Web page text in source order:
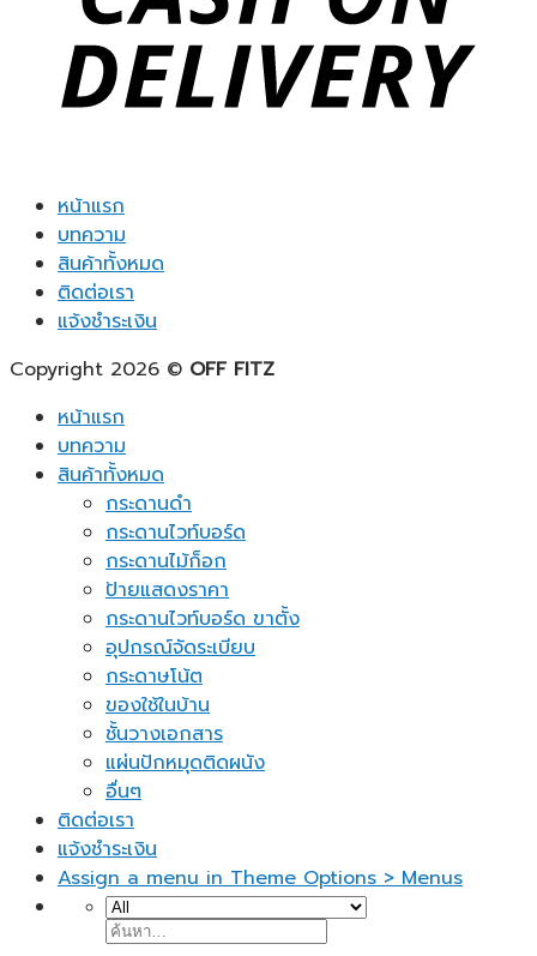
หน้าแรก
บทความ
สินค้าทั้งหมด
ติดต่อเรา
แจ้งชำระเงิน
Copyright 2026 © OFF FITZ
หน้าแรก
บทความ
สินค้าทั้งหมด
กระดานดำ
กระดานไวท์บอร์ด
กระดานไม้ก็อก
ป้ายแสดงราคา
กระดานไวท์บอร์ด ขาตั้ง
อุปกรณ์จัดระเบียบ
กระดาษโน้ต
ของใช้ในบ้าน
ชั้นวางเอกสาร
แผ่นปักหมุดติดผนัง
อื่นๆ
ติดต่อเรา
แจ้งชำระเงิน
Assign a menu in Theme Options > Menus
ค้นหา: